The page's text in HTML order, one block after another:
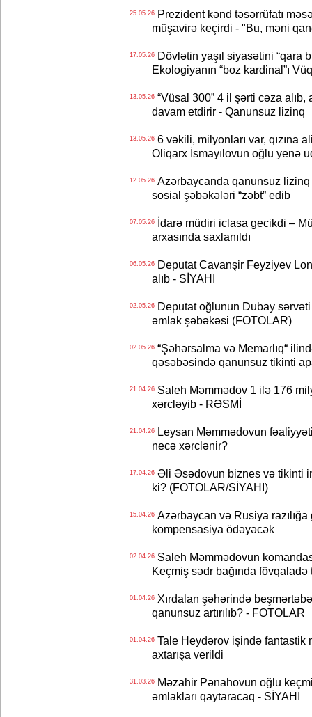
25.05.26Prezident kənd təsərrüfatı
müşavirə keçirdi - "Bu, məni
17.05.26Dövlətin yaşıl siyasətini “qara
Ekologiyanın “boz kardinal”ı
13.05.26“Vüsal 300” 4 il şərti cəza
davam etdirir - Qanunsuz lizinq
13.05.266 vəkili, milyonları var, qızına
Oliqarx İsmayılovun oğlu yenə
12.05.26Azərbaycanda qanunsuz lizinq
sosial şəbəkələri “zəbt” edib
07.05.26İdarə müdiri iclasa gecikdi –
arxasında saxlanıldı
06.05.26Deputat Cavanşir Feyziyev
alıb - SİYAHI
02.05.26Deputat oğlunun Dubay
əmlak şəbəkəsi (FOTOLAR)
02.05.26“Şəhərsalma və Memarlıq“
qəsəbəsində qanunsuz tikinti
21.04.26Saleh Məmmədov 1 ilə 176
xərcləyib - RƏSMİ
21.04.26Leysan Məmmədovun
necə xərclənir?
17.04.26Əli Əsədovun biznes və tikinti
ki? (FOTOLAR/SİYAHI)
15.04.26Azərbaycan və Rusiya razılığa
kompensasiya ödəyəcək
02.04.26Saleh Məmmədovun
Keçmiş sədr bağında fövqaladə
01.04.26Xırdalan şəhərində
qanunsuz artırılıb? - FOTOLAR
01.04.26Tale Heydərov işində fantastik
axtarışa verildi
31.03.26Məzahir Pənahovun oğlu
əmlakları qaytaracaq - SİYAHI